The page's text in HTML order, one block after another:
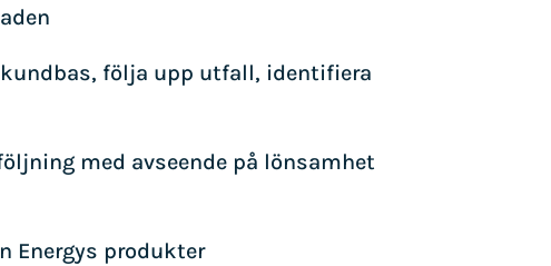
följa upp utfall, identifiera
med avseende på lönsamhet
Energys produkter